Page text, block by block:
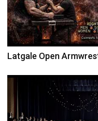
Latgale Open